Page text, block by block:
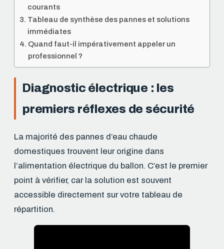
courants
Tableau de synthèse des pannes et solutions
immédiates
Quand faut-il impérativement appeler un
professionnel ?
Diagnostic électrique : les
premiers réflexes de sécurité
La majorité des pannes d’eau chaude
domestiques trouvent leur origine dans
l’alimentation électrique du ballon. C’est le premier
point à vérifier, car la solution est souvent
accessible directement sur votre tableau de
répartition.